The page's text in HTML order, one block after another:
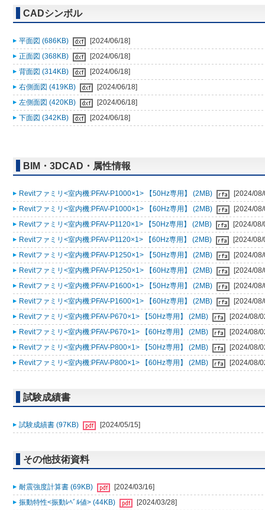
CADシンボル
平面図 (686KB)
[2024/06/18]
正面図 (368KB)
[2024/06/18]
背面図 (314KB)
[2024/06/18]
右側面図 (419KB)
[2024/06/18]
左側面図 (420KB)
[2024/06/18]
下面図 (342KB)
[2024/06/18]
BIM・3DCAD・属性情報
Revitファミリ<室内機:PFAV-P1000×1> 【50Hz専用】 (2MB)
[2024/
Revitファミリ<室内機:PFAV-P1000×1> 【60Hz専用】 (2MB)
[2024/
Revitファミリ<室内機:PFAV-P1120×1> 【50Hz専用】 (2MB)
[2024/08/
Revitファミリ<室内機:PFAV-P1120×1> 【60Hz専用】 (2MB)
[2024/08/
Revitファミリ<室内機:PFAV-P1250×1> 【50Hz専用】 (2MB)
[2024/
Revitファミリ<室内機:PFAV-P1250×1> 【60Hz専用】 (2MB)
[2024/
Revitファミリ<室内機:PFAV-P1600×1> 【50Hz専用】 (2MB)
[2024/
Revitファミリ<室内機:PFAV-P1600×1> 【60Hz専用】 (2MB)
[2024/
Revitファミリ<室内機:PFAV-P670×1> 【50Hz専用】 (2MB)
[2024/08/
Revitファミリ<室内機:PFAV-P670×1> 【60Hz専用】 (2MB)
[2024/08/
Revitファミリ<室内機:PFAV-P800×1> 【50Hz専用】 (2MB)
[2024/08/
Revitファミリ<室内機:PFAV-P800×1> 【60Hz専用】 (2MB)
[2024/08/
試験成績書
試験成績書 (97KB) [2024/05/15]
その他技術資料
耐震強度計算書 (69KB)
[2024/03/16]
振動特性<振動ﾚﾍﾞﾙ値> (44KB)
[2024/03/28]